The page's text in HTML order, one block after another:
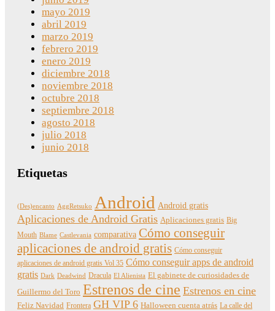
mayo 2019
abril 2019
marzo 2019
febrero 2019
enero 2019
diciembre 2018
noviembre 2018
octubre 2018
septiembre 2018
agosto 2018
julio 2018
junio 2018
Etiquetas
(Des)encanto AggRetsuko Android Android gratis
Aplicaciones de Android Gratis Aplicaciones gratis Big
Mouth Blame Castlevania comparativa Cómo conseguir
aplicaciones de android gratis Cómo conseguir
aplicaciones de android gratis Vol 35 Cómo conseguir apps de android
gratis Dark Deadwind Dracula El Alienista El gabinete de curiosidades de
Guillermo del Toro Estrenos de cine Estrenos en cine
Feliz Navidad Frontera GH VIP 6 Halloween cuenta atrás La calle del